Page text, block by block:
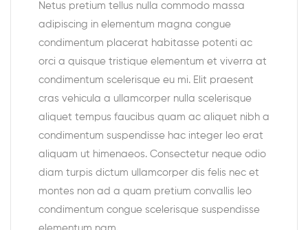
Netus pretium tellus nulla commodo massa
adipiscing in elementum magna congue
condimentum placerat habitasse potenti ac
orci a quisque tristique elementum et viverra at
condimentum scelerisque eu mi. Elit praesent
cras vehicula a ullamcorper nulla scelerisque
aliquet tempus faucibus quam ac aliquet nibh a
condimentum suspendisse hac integer leo erat
aliquam ut himenaeos. Consectetur neque odio
diam turpis dictum ullamcorper dis felis nec et
montes non ad a quam pretium convallis leo
condimentum congue scelerisque suspendisse